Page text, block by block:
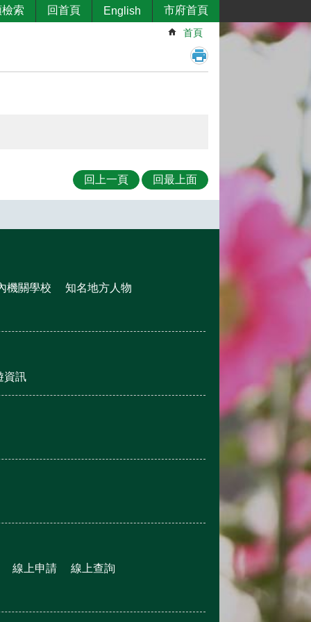
索 回首頁 English 市府首頁
首頁
回上一頁 回最上面
機關學校 知名地方人物
資訊
線上申請 線上查詢